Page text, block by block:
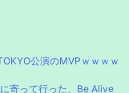
次へ

公演のMVPｗｗｗｗ
寄って行った、Be Alive